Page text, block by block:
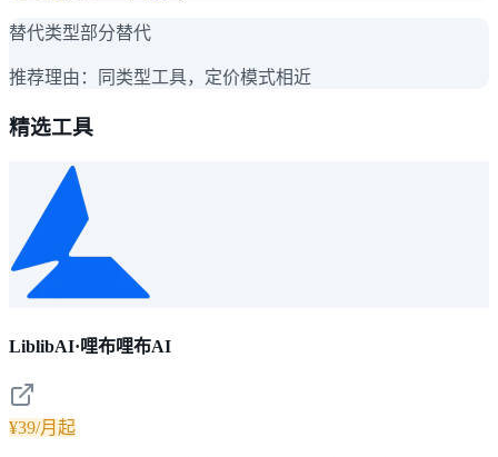
替代类型部分替代
推荐理由： 同类型工具，定价模式相近
精选工具
LiblibAI·哩布哩布AI
¥39/月起